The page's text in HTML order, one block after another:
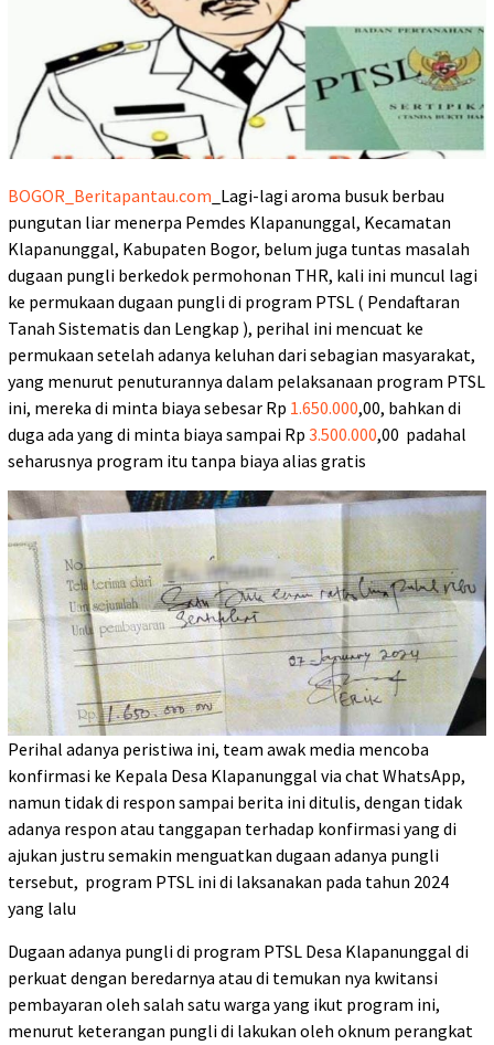
BOGOR_Beritapantau.com _Lagi-lagi aroma busuk berbau
pungutan liar menerpa Pemdes Klapanunggal, Kecamatan
Klapanunggal, Kabupaten Bogor, belum juga tuntas masalah
dugaan pungli berkedok permohonan THR, kali ini muncul lagi
ke permukaan dugaan pungli di program PTSL ( Pendaftaran
Tanah Sistematis dan Lengkap ), perihal ini mencuat ke
permukaan setelah adanya keluhan dari sebagian masyarakat,
yang menurut penuturannya dalam pelaksanaan program PTSL
ini, mereka di minta biaya sebesar Rp 1.650.000,00, bahkan di
duga ada yang di minta biaya sampai Rp 3.500.000,00 padahal
seharusnya program itu tanpa biaya alias gratis
Perihal adanya peristiwa ini, team awak media mencoba
konfirmasi ke Kepala Desa Klapanunggal via chat WhatsApp,
namun tidak di respon sampai berita ini ditulis, dengan tidak
adanya respon atau tanggapan terhadap konfirmasi yang di
ajukan justru semakin menguatkan dugaan adanya pungli
tersebut, program PTSL ini di laksanakan pada tahun 2024
yang lalu
Dugaan adanya pungli di program PTSL Desa Klapanunggal di
perkuat dengan beredarnya atau di temukan nya kwitansi
pembayaran oleh salah satu warga yang ikut program ini,
menurut keterangan pungli di lakukan oleh oknum perangkat